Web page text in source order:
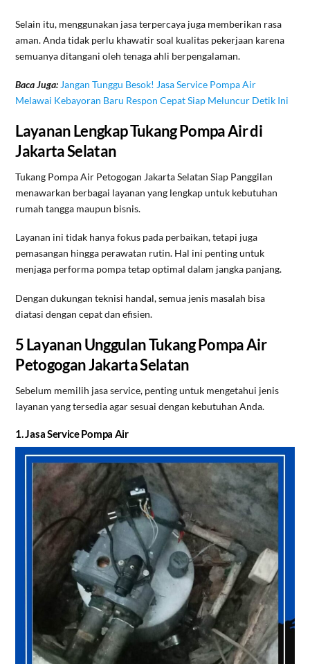
Selain itu, menggunakan jasa terpercaya juga memberikan rasa
aman. Anda tidak perlu khawatir soal kualitas pekerjaan karena
semuanya ditangani oleh tenaga ahli berpengalaman.
Baca Juga: Jangan Tunggu Besok! Jasa Service Pompa Air
Melawai Kebayoran Baru Respon Cepat Siap Meluncur Detik Ini
Layanan Lengkap Tukang Pompa Air di
Jakarta Selatan
Tukang Pompa Air Petogogan Jakarta Selatan Siap Panggilan
menawarkan berbagai layanan yang lengkap untuk kebutuhan
rumah tangga maupun bisnis.
Layanan ini tidak hanya fokus pada perbaikan, tetapi juga
pemasangan hingga perawatan rutin. Hal ini penting untuk
menjaga performa pompa tetap optimal dalam jangka panjang.
Dengan dukungan teknisi handal, semua jenis masalah bisa
diatasi dengan cepat dan efisien.
5 Layanan Unggulan Tukang Pompa Air
Petogogan Jakarta Selatan
Sebelum memilih jasa service, penting untuk mengetahui jenis
layanan yang tersedia agar sesuai dengan kebutuhan Anda.
1. Jasa Service Pompa Air